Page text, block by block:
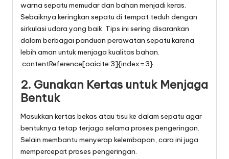
warna sepatu memudar dan bahan menjadi keras.
Sebaiknya keringkan sepatu di tempat teduh dengan
sirkulasi udara yang baik. Tips ini sering disarankan
dalam berbagai panduan perawatan sepatu karena
lebih aman untuk menjaga kualitas bahan.
:contentReference[oaicite:3]{index=3}
2. Gunakan Kertas untuk Menjaga
Bentuk
Masukkan kertas bekas atau tisu ke dalam sepatu agar
bentuknya tetap terjaga selama proses pengeringan.
Selain membantu menyerap kelembapan, cara ini juga
mempercepat proses pengeringan.